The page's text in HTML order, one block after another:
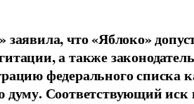
заявила, что «Яблоко»
а также
федерального списка
думу. Соответствующий иск